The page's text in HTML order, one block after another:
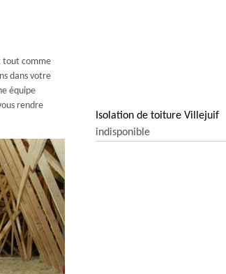
tout comme
dans votre
équipe
rendre
Isolation de toiture Villejuif
indisponible